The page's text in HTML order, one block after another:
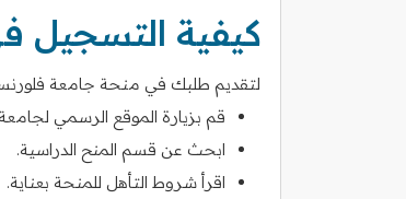
كيفية التسجيل
لتقديم طلبك في منحة جامعة فلورنسا,
قم بزيارة الموقع الرسمي
ابحث عن قسم المنح الدراسية.
اقرأ شروط التأهل للمنحة بعناية.